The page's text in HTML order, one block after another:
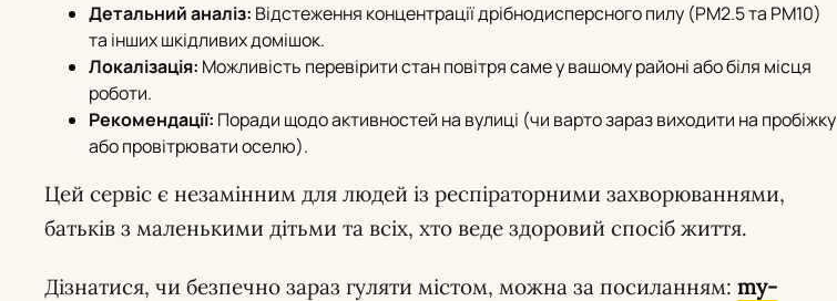
Детальний аналіз: Відстеження концентрації дрібнодисперсного пилу (PM2.5 та PM10)
та інших шкідливих домішок.
Локалізація: Можливість перевірити стан повітря саме у вашому районі або біля місця
роботи.
Рекомендації: Поради щодо активностей на вулиці (чи варто зараз виходити на пробіжку
або провітрювати оселю).
Цей сервіс є незамінним для людей із респіраторними захворюваннями,
батьків з маленькими дітьми та всіх, хто веде здоровий спосіб життя.
Дізнатися, чи безпечно зараз гуляти містом, можна за посиланням: my-